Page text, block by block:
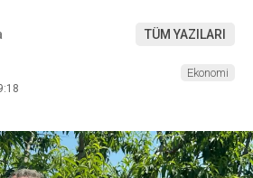
TÜM YAZILARI
Ekonomi